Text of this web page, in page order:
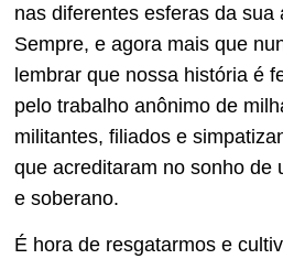
nas diferentes esferas da sua
Sempre, e agora mais que
lembrar que nossa história é
pelo trabalho anônimo de
militantes, filiados e
que acreditaram no sonho de
e soberano.
É hora de resgatarmos e